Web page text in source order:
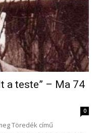
a teste” – Ma 74
0
Töredék című